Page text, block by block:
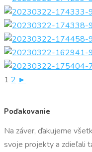
1 2►
Poďakovanie
Na záver, ďakujeme
svoje projekty a zdieľali